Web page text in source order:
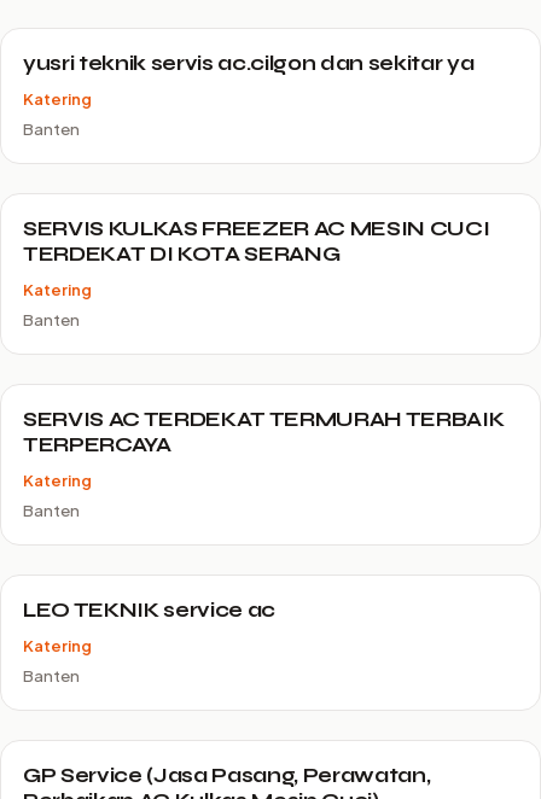
yusri teknik servis ac.cilgon dan sekitar ya
Katering
Banten
SERVIS KULKAS FREEZER AC MESIN CUCI
TERDEKAT DI KOTA SERANG
Katering
Banten
SERVIS AC TERDEKAT TERMURAH TERBAIK
TERPERCAYA
Katering
Banten
LEO TEKNIK service ac
Katering
Banten
GP Service (Jasa Pasang, Perawatan,